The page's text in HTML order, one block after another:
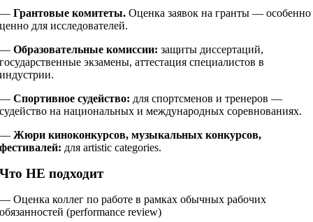
—Грантовые комитеты. Оценка заявок на гранты — особенно
ценно для исследователей.
—Образовательные комиссии: защиты диссертаций,
государственные экзамены, аттестация специалистов в
индустрии.
—Спортивное судейство: для спортсменов и тренеров —
судейство на национальных и международных соревнованиях.
—Жюри киноконкурсов, музыкальных конкурсов,
фестивалей: для artistic categories.
Что НЕ подходит
— Оценка коллег по работе в рамках обычных рабочих
обязанностей (performance review)